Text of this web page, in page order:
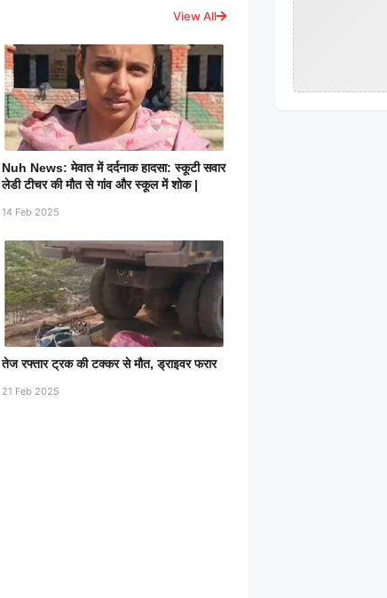
View All
Nuh News: मेवात में दर्दनाक हादसा: स्कूटी सवार
लेडी टीचर की मौत से गांव और स्कूल में शोक |
14 Feb 2025
तेज रफ्तार ट्रक की टक्कर से मौत, ड्राइवर फरार
21 Feb 2025